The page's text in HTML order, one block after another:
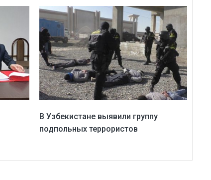
В Узбекистане выявили группу
подпольных террористов